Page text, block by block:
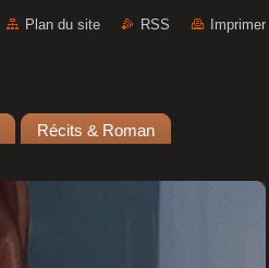
Plan du site RSS Imprimer
Récits & Roman